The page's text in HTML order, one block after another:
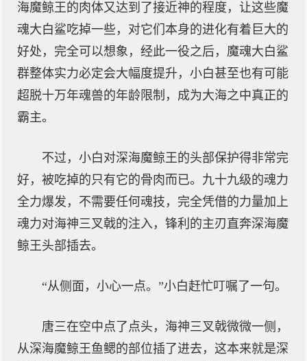
海魔鲸王的肉体又达到了接近神的程度，让这些魔
魂大白鲨吃掉一些，对它们本身的进化有着巨大的
好处，完全可以想象，经此一役之后，魔魂大白鲨
群整体实力必定会大幅度提升，小白甚至也有可能
超脱十万年魂兽的年龄限制，成为大海之中真正的
霸主。
不过，小白对深海魔鲸王的头部保护得非常完
好，被吃掉的只有它的骨肉而已。九十九级的魂力
全力爆发，不需要任何魂技，完全凭借的力量加上
魂力对海神三叉戟的注入，锋利的主刃直奔深海魔
鲸王头部插去。
“从侧面，小心一点。”小白赶忙叮嘱了一句。
唐三在空中点了点头，海神三叉戟微微一侧，
从深海魔鲸王鱼鳃的部位插了进去，这本来就是深